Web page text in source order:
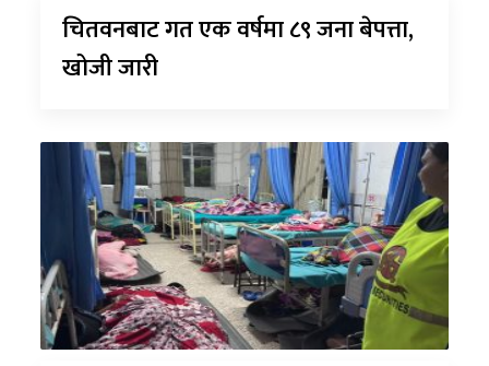
चितवनबाट गत एक वर्षमा ८९ जना बेपत्ता,
खोजी जारी